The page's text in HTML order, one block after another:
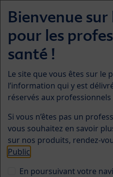
Menü
Formules infantiles
Formule HiPP
de chèvre bio
Bienvenue sur
pour les
santé !
Le site que vous êtes sur le
l’information qui y est
réservés aux professionnels
Si vous n’êtes pas un
vous souhaitez en savoir
sur nos produits, rendez-
Public
En poursuivant votre